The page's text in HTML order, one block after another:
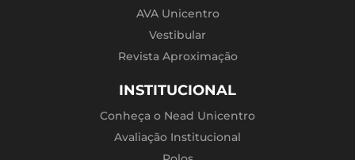
AVA Unicentro
Vestibular
Revista Aproximação
INSTITUCIONAL
Conheça o Nead Unicentro
Avaliação Institucional